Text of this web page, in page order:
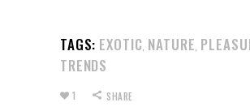
TAGS: EXOTIC NATURE
TRENDS
1 SHARE